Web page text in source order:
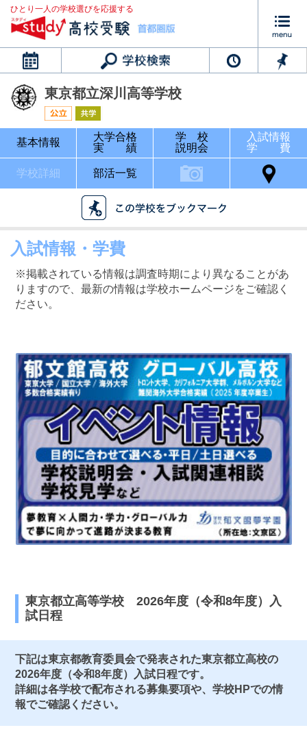
ひとり一人の学校選びを応援する
カレンダー
最近見た学校
東京都立深川高等学校
ブックマークした学校
東京都立深川高等学校
基本情報
大学合格
実 績
学 校
説明会
入試情報
学 費
学校詳細 部活一覧
入試情報・学費
※掲載されている情報は調査時期により異なることがあ
りますので、最新の情報は学校ホームページをご確認く
ださい。
東京都立高等学校 2026年度（令和8年度）入
試日程
下記は東京都教育委員会で発表された東京都立高校の
2026年度（令和8年度）入試日程です。
詳細は各学校で配布される募集要項や、学校HPでの情
報でご確認ください。